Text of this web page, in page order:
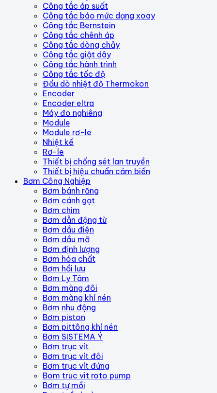
Công tắc áp suất
Công tắc báo mức dạng xoay
Công tắc Bernstein
Công tắc chênh áp
Công tắc dòng chảy
Công tắc giật dây
Công tắc hành trình
Công tắc tốc độ
Đầu dò nhiệt độ Thermokon
Encoder
Encoder eltra
Máy đo nghiêng
Module
Module rơ-le
Nhiệt kế
Rơ-le
Thiết bị chống sét lan truyền
Thiết bị hiệu chuẩn cảm biến
Bơm Công Nghiệp
Bơm bánh răng
Bơm cánh gạt
Bơm chìm
Bơm dẫn động từ
Bơm dầu điện
Bơm dầu mỡ
Bơm định lượng
Bơm hóa chất
Bơm hồi lưu
Bơm Ly Tâm
Bơm màng đôi
Bơm màng khí nén
Bơm nhu động
Bơm piston
Bơm pittông khí nén
Bơm SISTEMA Ý
Bơm trục vít
Bơm trục vít đôi
Bơm trục vít đứng
Bom truc vit roto pump
Bơm tự mồi